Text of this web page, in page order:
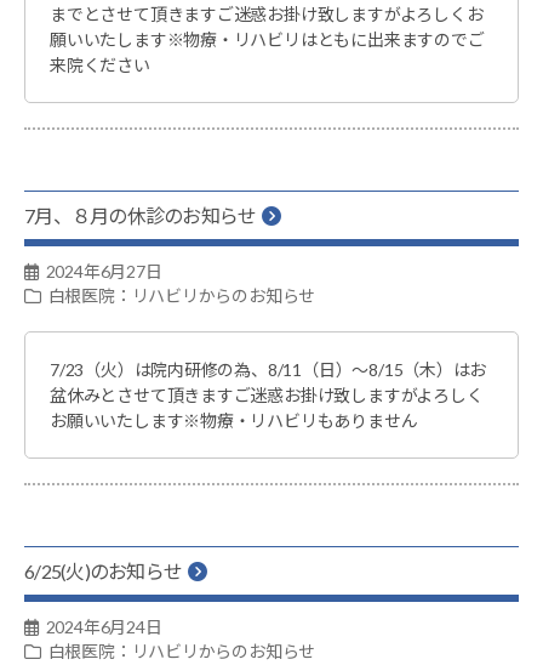
までとさせて頂きますご迷惑お掛け致しますがよろしくお
願いいたします※物療・リハビリはともに出来ますのでご
来院ください
7月、８月の休診のお知らせ
2024年6月27日
白根医院：リハビリからのお知らせ
7/23（火）は院内研修の為、8/11（日）～8/15（木）はお
盆休みとさせて頂きますご迷惑お掛け致しますがよろしく
お願いいたします※物療・リハビリもありません
6/25(火)のお知らせ
2024年6月24日
白根医院：リハビリからのお知らせ